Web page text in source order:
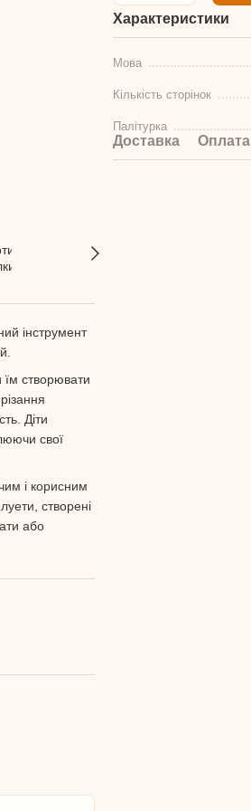
інструмент
їм створювати
Діти
свої
і корисним
створені
або
Характеристики
Мова
Кількість сторінок
Палітурка
Доставка Оплата